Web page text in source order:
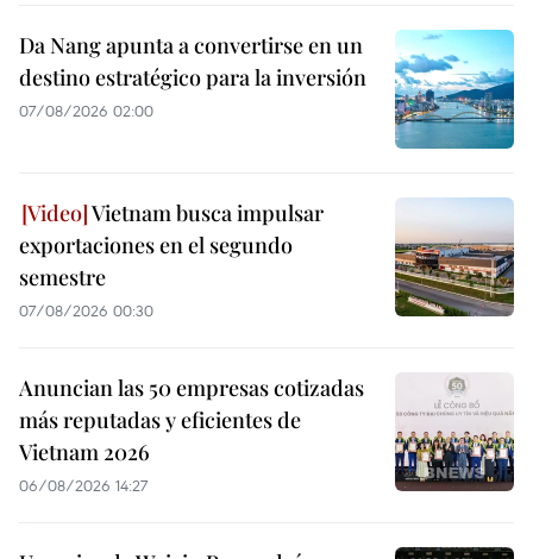
Da Nang apunta a convertirse en un
destino estratégico para la inversión
07/08/2026 02:00
Vietnam busca impulsar
exportaciones en el segundo
semestre
07/08/2026 00:30
Anuncian las 50 empresas cotizadas
más reputadas y eficientes de
Vietnam 2026
06/08/2026 14:27